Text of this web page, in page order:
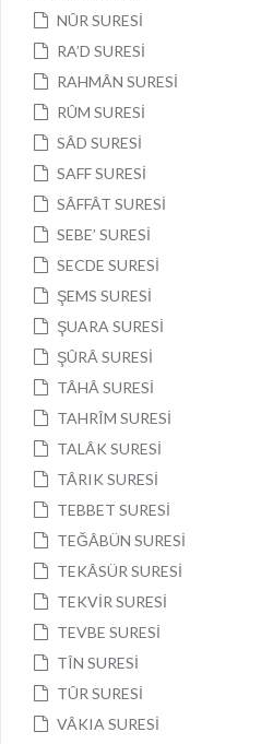
NÛR SURESİ
RA’D SURESİ
RAHMÂN SURESİ
RÛM SURESİ
SÂD SURESİ
SAFF SURESİ
SÂFFÂT SURESİ
SEBE’ SURESİ
SECDE SURESİ
ŞEMS SURESİ
ŞUARA SURESİ
ŞÛRÂ SURESİ
TÂHÂ SURESİ
TAHRÎM SURESİ
TALÂK SURESİ
TÂRIK SURESİ
TEBBET SURESİ
TEĞÂBÜN SURESİ
TEKÂSÜR SURESİ
TEKVİR SURESİ
TEVBE SURESİ
TÎN SURESİ
TÛR SURESİ
VÂKIA SURESİ